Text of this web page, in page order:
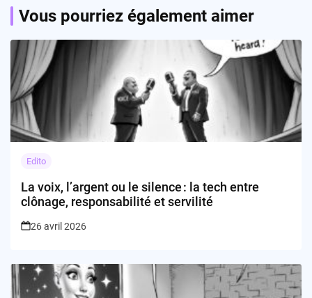
Vous pourriez également aimer
Edito
La voix, l’argent ou le silence : la tech entre
clônage, responsabilité et servilité
26 avril 2026